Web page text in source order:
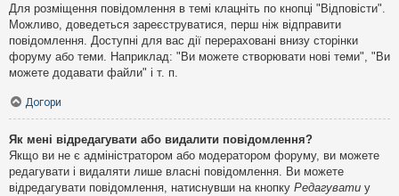
Для розміщення повідомлення в темі клацніть по кнопці "Відповісти".
Можливо, доведеться зареєструватися, перш ніж відправити
повідомлення. Доступні для вас дії перераховані внизу сторінки
форуму або теми. Наприклад: "Ви можете створювати нові теми", "Ви
можете додавати файли" і т. п.
Догори
Як мені відредагувати або видалити повідомлення?
Якщо ви не є адміністратором або модератором форуму, ви можете
редагувати і видаляти лише власні повідомлення. Ви можете
відредагувати повідомлення, натиснувши на кнопку Редагувати у